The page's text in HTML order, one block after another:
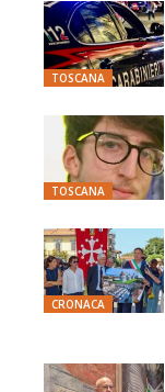
TOSCANA
TOSCANA
CRONACA